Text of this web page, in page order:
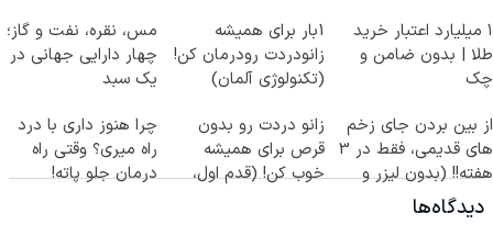
۱ میلیارد اعتبار خرید
طلا | بدون ضامن و
چک
1بار برای همیشه
زانودردت رودرمان کن!
(تکنولوژی آلمان)
مس، نقره، نفت و گاز؛
چهار دارایی جهانی در
یک سبد
از بین بردن جای زخم
های قدیمی، فقط در 3
هفته!! (بدون لیزر و
جراحی)
زانو دردت رو بدون
قرص برای همیشه
خوب کن! (قدم اول،
چرا هنوز داری با درد
راه میری؟ وقتی راه
درمان جلو پاته!
دیدگاه‌ها